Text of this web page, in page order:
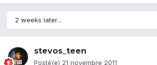
2 weeks later...
stevos_teen
Posté(e) 21 novembre 2011